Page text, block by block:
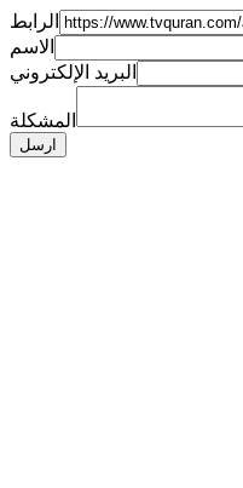
الرابط
الاسم
البريد الإلكتروني
المشكلة
ارسل